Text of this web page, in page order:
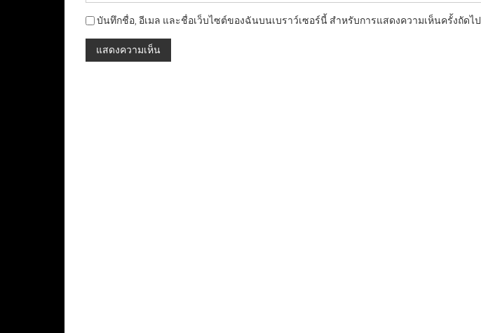
บันทึกชื่อ, อีเมล และชื่อเว็บไซต์ของฉันบนเบราว์เซอร์นี้ สำหรับการแสดงความเห็นครั้งถัดไป